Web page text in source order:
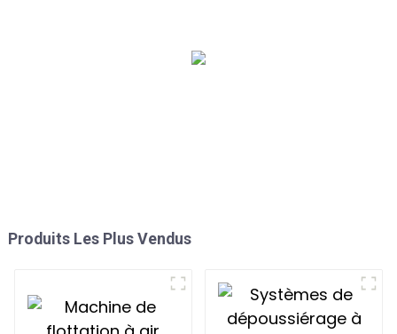
Produits Les Plus Vendus